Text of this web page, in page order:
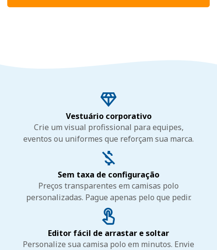
Vestuário corporativo
Crie um visual profissional para equipes,
eventos ou uniformes que reforçam sua marca.
Sem taxa de configuração
Preços transparentes em camisas polo
personalizadas. Pague apenas pelo que pedir.
Editor fácil de arrastar e soltar
Personalize sua camisa polo em minutos. Envie